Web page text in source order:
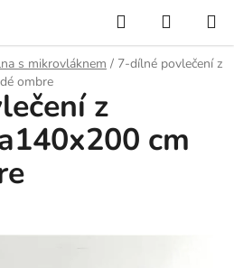
Hledat
KOŠÍK
s mikrovláknem / 7-dílné povlečení z
ombre
z
cm